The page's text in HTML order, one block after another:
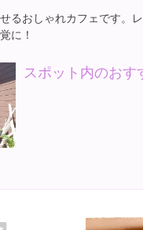
るおしゃれカフェです。
に！
スポット内のおす